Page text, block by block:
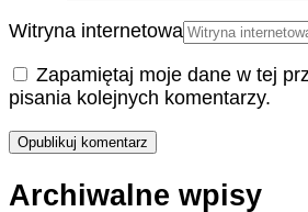
Witryna internetowa
Zapamiętaj moje dane w tej
pisania kolejnych komentarzy.
Archiwalne wpisy